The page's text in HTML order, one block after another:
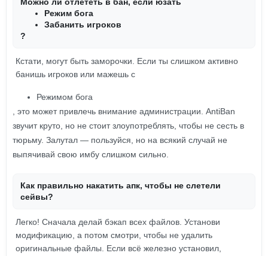
Режим бога
Забанить игроков
?
Кстати, могут быть заморочки. Если ты слишком активно
банишь игроков или мажешь с
Режимом бога
, это может привлечь внимание администрации. AntiBan
звучит круто, но не стоит злоупотреблять, чтобы не сесть в
тюрьму. Залутал — пользуйся, но на всякий случай не
выпячивай свою имбу слишком сильно.
Как правильно накатить апк, чтобы не слетели
сейвы?
Легко! Сначала делай бэкап всех файлов. Установи
модификацию, а потом смотри, чтобы не удалить
оригинальные файлы. Если всё железно установил,